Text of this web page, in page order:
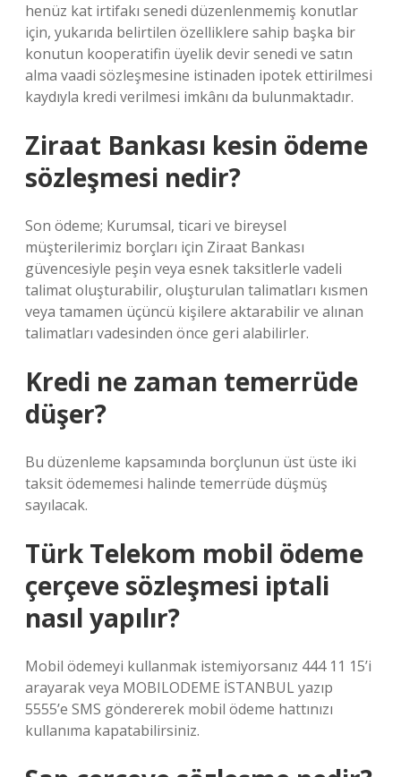
henüz kat irtifakı senedi düzenlenmemiş konutlar
için, yukarıda belirtilen özelliklere sahip başka bir
konutun kooperatifin üyelik devir senedi ve satın
alma vaadi sözleşmesine istinaden ipotek ettirilmesi
kaydıyla kredi verilmesi imkânı da bulunmaktadır.
Ziraat Bankası kesin ödeme
sözleşmesi nedir?
Son ödeme; Kurumsal, ticari ve bireysel
müşterilerimiz borçları için Ziraat Bankası
güvencesiyle peşin veya esnek taksitlerle vadeli
talimat oluşturabilir, oluşturulan talimatları kısmen
veya tamamen üçüncü kişilere aktarabilir ve alınan
talimatları vadesinden önce geri alabilirler.
Kredi ne zaman temerrüde
düşer?
Bu düzenleme kapsamında borçlunun üst üste iki
taksit ödememesi halinde temerrüde düşmüş
sayılacak.
Türk Telekom mobil ödeme
çerçeve sözleşmesi iptali
nasıl yapılır?
Mobil ödemeyi kullanmak istemiyorsanız 444 11 15’i
arayarak veya MOBILODEME İSTANBUL yazıp
5555’e SMS göndererek mobil ödeme hattınızı
kullanıma kapatabilirsiniz.